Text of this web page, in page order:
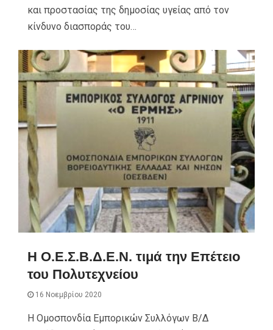
και προστασίας της δημοσίας υγείας από τον
κίνδυνο διασποράς του…
Η Ο.Ε.Σ.Β.Δ.Ε.Ν. τιμά την Επέτειο
του Πολυτεχνείου
16 Νοεμβρίου 2020
H Ομοσπονδία Εμπορικών Συλλόγων Β/Δ